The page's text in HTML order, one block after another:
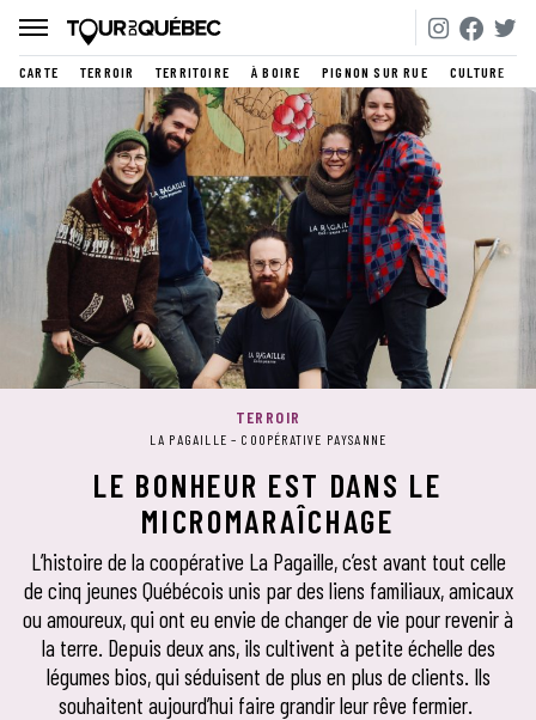
CARTE TERROIR TERRITOIRE À BOIRE PIGNON SUR RUE CULTURE
TERROIR
LA PAGAILLE – COOPÉRATIVE PAYSANNE
LE BONHEUR EST DANS LE
MICROMARAÎCHAGE
L’histoire de la coopérative La Pagaille, c’est avant tout celle
de cinq jeunes Québécois unis par des liens familiaux, amicaux
ou amoureux, qui ont eu envie de changer de vie pour revenir à
la terre. Depuis deux ans, ils cultivent à petite échelle des
légumes bios, qui séduisent de plus en plus de clients. Ils
souhaitent aujourd’hui faire grandir leur rêve fermier.